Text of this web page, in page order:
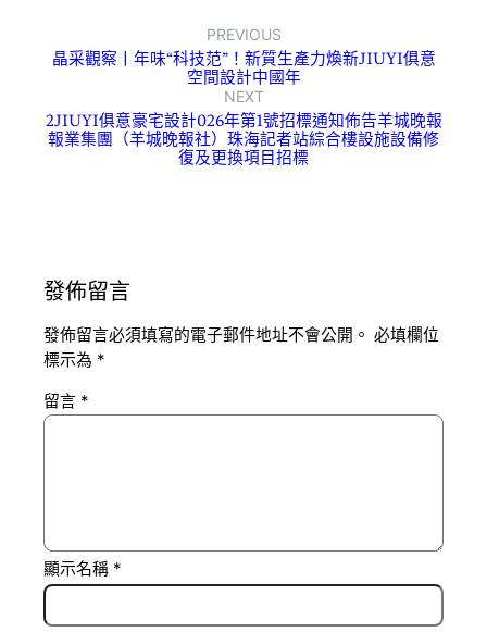
PREVIOUS
晶采觀察丨年味“科技范”！新質生產力煥新JIUYI俱意
空間設計中國年
NEXT
2JIUYI俱意豪宅設計026年第1號招標通知佈告羊城晚報
報業集團（羊城晚報社）珠海記者站綜合樓設施設備修
復及更換項目招標
發佈留言
發佈留言必須填寫的電子郵件地址不會公開。 必填欄位
標示為 *
留言 *
顯示名稱 *